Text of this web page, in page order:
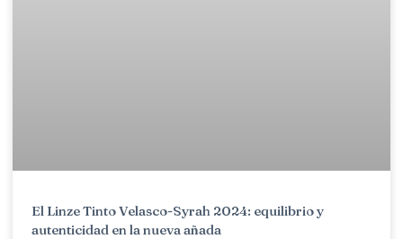
El Linze Tinto Velasco-Syrah 2024: equilibrio y
autenticidad en la nueva añada